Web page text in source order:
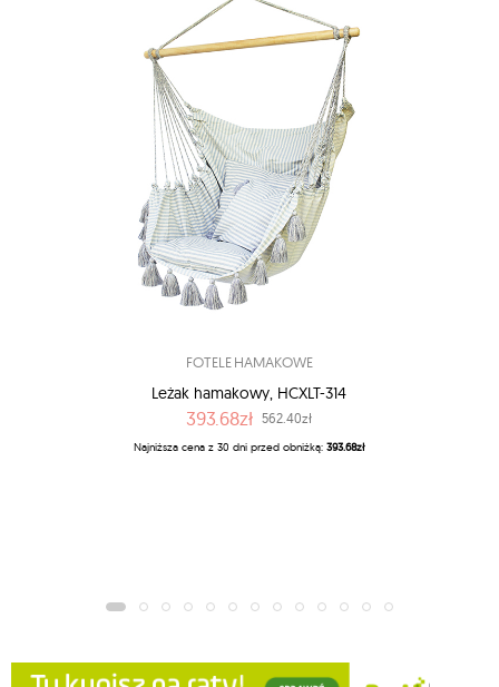
FOTELE HAMAKOWE
Leżak hamakowy, HCXLT-314
393.68zł 562.40zł
Najniższa cena z 30 dni przed obniżką: 393.68zł